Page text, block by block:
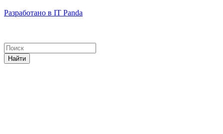
Разработано в IT Panda
Найти